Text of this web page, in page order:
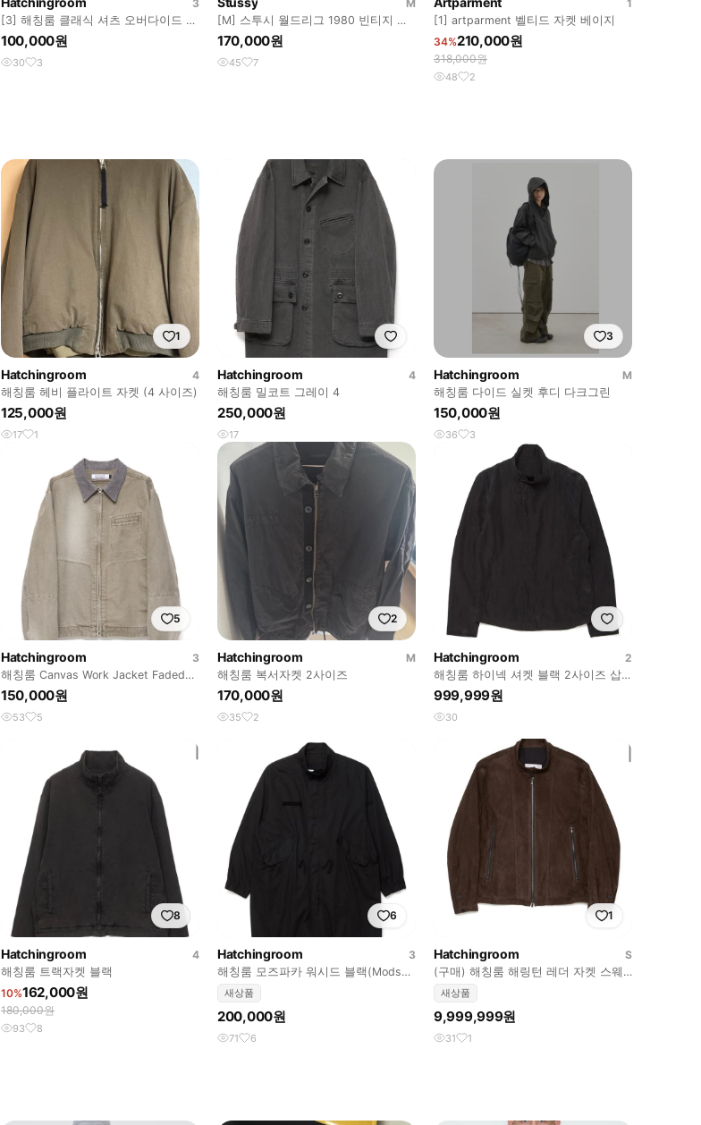
3
[3] 해칭룸 클래식 셔츠 오버다이드 체
크 차콜
100,000원
30 3
M
[M] 스투시 월드리그 1980 빈티지 티
셔츠
170,000원
45 7
1
[1] artparment 벨티드 자켓 베이지
34%210,000원
318,000원
48 2
1
Hatchingroom
4
해칭룸 헤비 플라이트 자켓 (4 사이즈)
125,000원
17 1
Hatchingroom
4
해칭룸 밀코트 그레이 4
250,000원
17
3
Hatchingroom
M
해칭룸 다이드 실켓 후디 다크그린
150,000원
36 3
5
Hatchingroom
3
해칭룸 Canvas Work Jacket Faded
Beige
150,000원
53 5
2
Hatchingroom
M
해칭룸 복서자켓 2사이즈
170,000원
35 2
Hatchingroom
2
해칭룸 하이넥 셔켓 블랙 2사이즈 삽
니다!
999,999원
30
8
Hatchingroom
4
해칭룸 트랙자켓 블랙
10%162,000원
180,000원
93 8
6
Hatchingroom
3
해칭룸 모즈파카 워시드 블랙(Mods
Parka Washed Black)
새상품
200,000원
71 6
1
Hatchingroom
S
(구매) 해칭룸 해링턴 레더 자켓 스웨
이그 다크 브라운
새상품
9,999,999원
31 1